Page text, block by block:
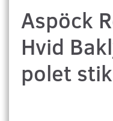
Aspöck
Hvid
polet stik